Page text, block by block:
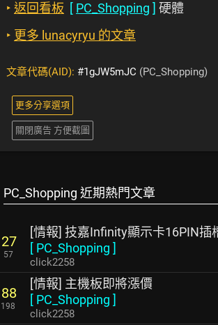
‣ 返回看板 [ PC_Shopping ] 硬體
‣ 更多 lunacyryu 的文章
文章代碼(AID): #1gJW5mJC (PC_Shopping)
更多分享選項
關閉廣告 方便截圖
PC_Shopping 近期熱門文章
27
57
[情報] 技嘉Infinity顯示卡16PIN插
[ PC_Shopping ]
click2258
88
198
[情報] 主機板即將漲價
[ PC_Shopping ]
click2258